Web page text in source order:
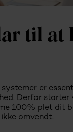
til at
er
Derfor starter
100% plet dit
omvendt.